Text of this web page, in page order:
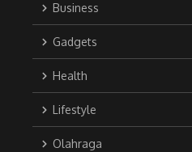
Business
Gadgets
Health
Lifestyle
Olahraga